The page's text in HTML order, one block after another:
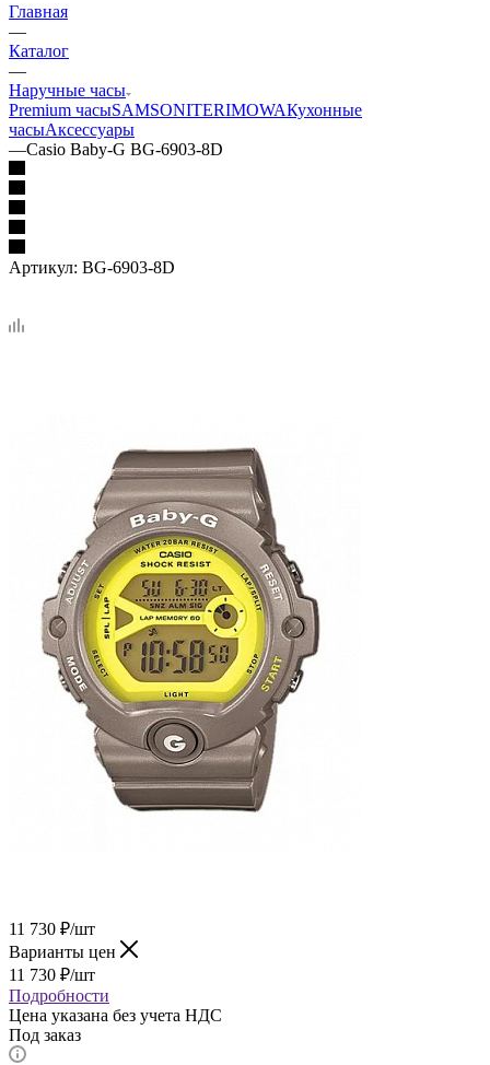
Главная
—
Каталог
—
Наручные часы
Premium часыSAMSONITERIMOWAКухонные
часыАксессуары
—Casio Baby-G BG-6903-8D
Артикул: BG-6903-8D
11 730 ₽/шт
Варианты цен
11 730 ₽/шт
Подробности
Цена указана без учета НДС
Под заказ